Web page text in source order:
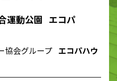
運動公園 エコパ
協会グループ エコパハウ